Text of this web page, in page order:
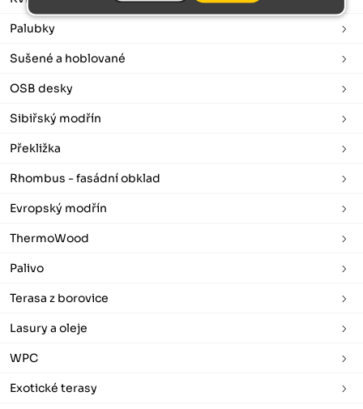
Palubky
Sušené a hoblované
OSB desky
Sibiřský modřín
Překližka
Rhombus - fasádní obklad
Evropský modřín
ThermoWood
Palivo
Terasa z borovice
Lasury a oleje
WPC
Exotické terasy